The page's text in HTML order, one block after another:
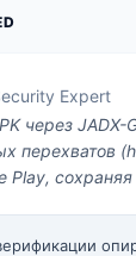
Expert
через
перехватов
Play,